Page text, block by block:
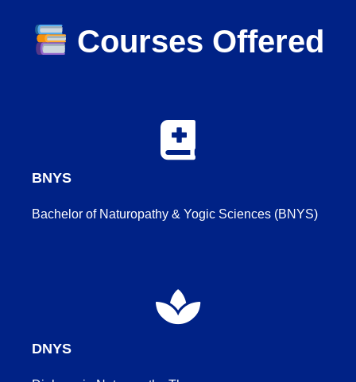
Courses Offered
BNYS
Bachelor of Naturopathy & Yogic Sciences (BNYS)
DNYS